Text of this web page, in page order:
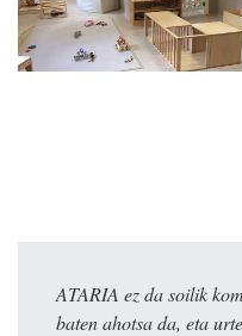
ATARIA ez da soilik
baten ahotsa da, eta